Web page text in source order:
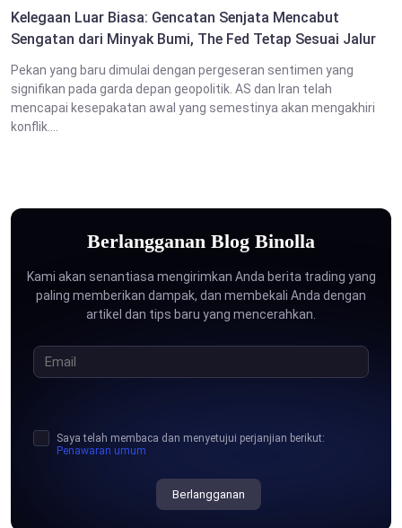
Kelegaan Luar Biasa: Gencatan Senjata Mencabut
Sengatan dari Minyak Bumi, The Fed Tetap Sesuai Jalur
Pekan yang baru dimulai dengan pergeseran sentimen yang
signifikan pada garda depan geopolitik. AS dan Iran telah
mencapai kesepakatan awal yang semestinya akan mengakhiri
konflik....
Berlangganan Blog Binolla
Kami akan senantiasa mengirimkan Anda berita trading yang
paling memberikan dampak, dan membekali Anda dengan
artikel dan tips baru yang mencerahkan.
Berlangganan
Saya telah membaca dan menyetujui perjanjian berikut:
Penawaran umum